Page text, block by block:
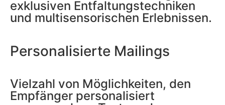
exklusiven Entfaltungstechniken
und multisensorischen Erlebnissen.
Personalisierte Mailings
Vielzahl von Möglichkeiten, den
Empfänger personalisiert